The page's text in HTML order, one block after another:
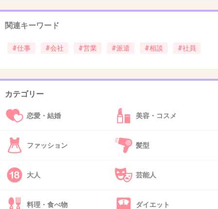
34. 匿名2019/12/24(火) 21:54:20
>>29
月一で高頻度な方なんですか？ずっとそうだか
派遣会社のとの面談時間を嫌がるようなケチな
企業あるんですね。
私は恵まれてたのかな。
2件の返信
35. 匿名
関連キーワード
#仕事 #会社 #営業 #派遣 #相談 #社員
カテゴリー
恋愛・結婚 美容・コスメ
ファッション 髪型
大人 芸能人
料理・食べ物 ダイエット